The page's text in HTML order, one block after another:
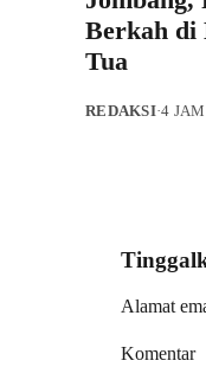
Berkah di
Tua
REDAKSI·4
Alamat
Komentar